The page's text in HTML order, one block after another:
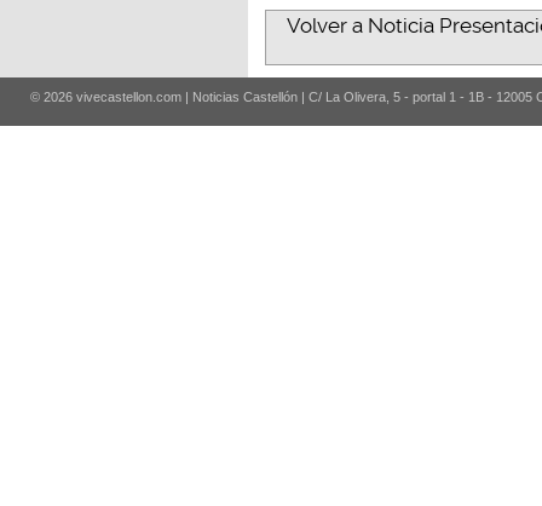
Volver a Noticia
© 2026 vivecastellon.com | Noticias Castellón | C/ La Olivera, 5 - portal 1 - 1B - 12005